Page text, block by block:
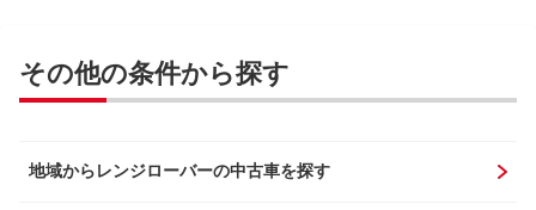
その他の条件から探す
地域からレンジローバーの中古車を探す